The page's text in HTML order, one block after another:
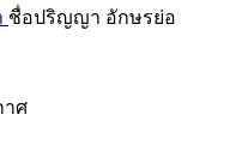
ชื่อปริญญา อักษรย่อ
าศ